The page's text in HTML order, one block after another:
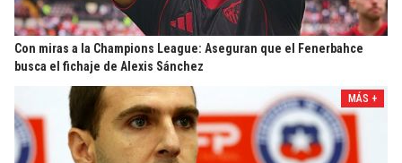
Con miras a la Champions League: Aseguran que el Fenerbahce
busca el fichaje de Alexis Sánchez
MÁS +